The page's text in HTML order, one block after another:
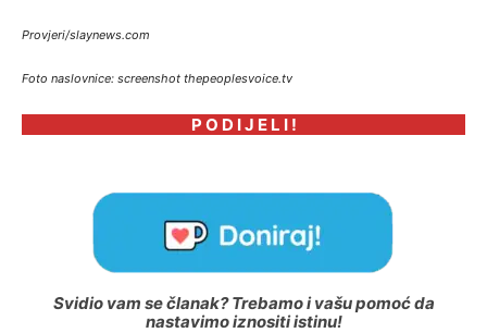
Provjeri/slaynews.com
Foto naslovnice: screenshot thepeoplesvoice.tv
P O D I J E L I !
Svidio vam se članak? Trebamo i vašu pomoć da
nastavimo iznositi istinu!